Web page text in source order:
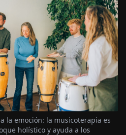
la emoción: la musicoterapia es
holístico y ayuda a los